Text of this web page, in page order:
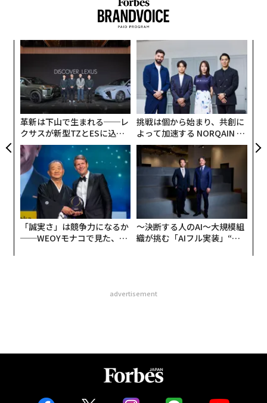
革新は下山で生まれる──レ
クサスが新型TZとESに込め
た「DISCOVER」の哲学
挑戦は個から始まり、共創に
よって加速する NORQAIN JA
PAN 特別座談会
「誠実さ」は競争力になるか
──WEOYモナコで見た、く
〜決断する人のAI〜大規模組
織が挑む「AIフル実装」“使
advertisement